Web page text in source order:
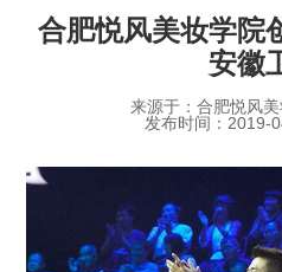
合肥悦风美妆学院
安徽
来源于：合肥悦风
发布时间：2019-